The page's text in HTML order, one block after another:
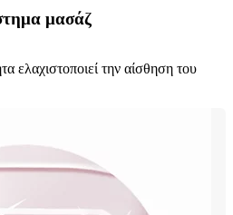
μασάζ
ελαχιστοποιεί την αίσθηση του